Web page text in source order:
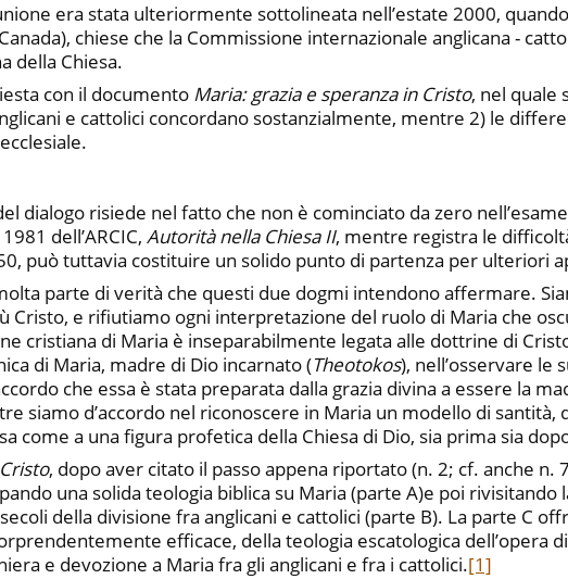
era stata ulteriormente sottolineata nell’estate 2000,
chiese che la Commissione internazionale anglicana -
della Chiesa.
con il documento Maria: grazia e speranza in Cristo, nel quale
e cattolici concordano sostanzialmente, mentre 2) le
dialogo risiede nel fatto che non è cominciato da zero
dell’ARCIC, Autorità nella Chiesa II, mentre registra le
può tuttavia costituire un solido punto di partenza per ulteriori
parte di verità che questi due dogmi intendono affermare.
Cristo, e rifiutiamo ogni interpretazione del ruolo di Maria che
cristiana di Maria è inseparabilmente legata alle dottrine di
di Maria, madre di Dio incarnato (Theotokos), nell’osservare le
che essa è stata preparata dalla grazia divina a essere la
siamo d’accordo nel riconoscere in Maria un modello di
come a una figura profetica della Chiesa di Dio, sia prima sia
, dopo aver citato il passo appena riportato (n. 2; cf. anche n.
una solida teologia biblica su Maria (parte A)e poi rivisitando
della divisione fra anglicani e cattolici (parte B). La parte C
efficace, della teologia escatologica dell’opera
e devozione a Maria fra gli anglicani e fra i cattolici.[1]